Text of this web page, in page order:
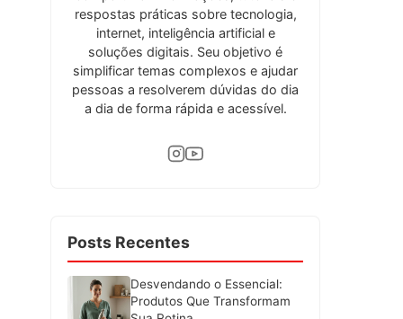
respostas práticas sobre tecnologia,
internet, inteligência artificial e
soluções digitais. Seu objetivo é
simplificar temas complexos e ajudar
pessoas a resolverem dúvidas do dia
a dia de forma rápida e acessível.
Posts Recentes
Desvendando o Essencial:
Produtos Que Transformam